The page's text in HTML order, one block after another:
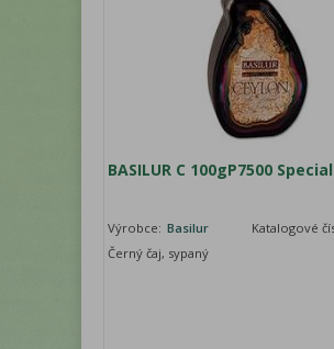
BASILUR C 100gP7500
Výrobce: Basilur Katalogové
Černý čaj, sypaný